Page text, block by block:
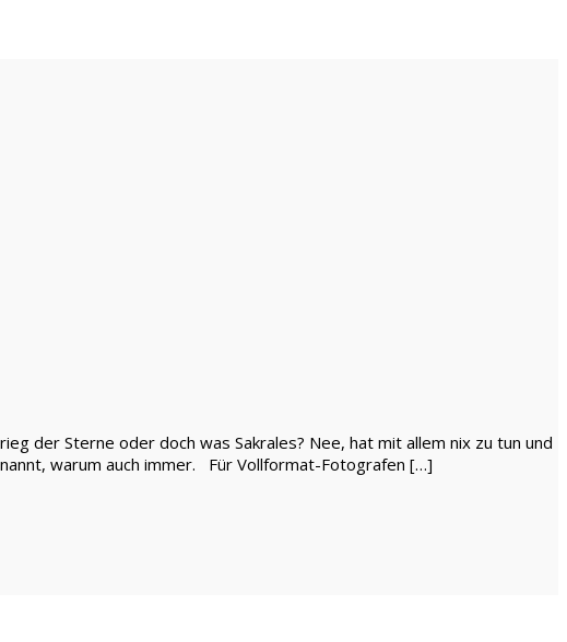
der Sterne oder doch was Sakrales? Nee, hat mit allem nix zu tun und
warum auch immer. Für Vollformat-Fotografen […]